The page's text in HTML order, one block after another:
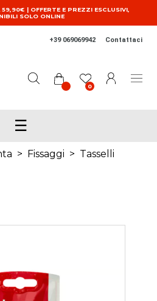
| OFFERTE E PREZZI ESCLUSIVI,
SOLO ONLINE
+39 069069942 Contattaci
0
☰
> Fissaggi > Tasselli